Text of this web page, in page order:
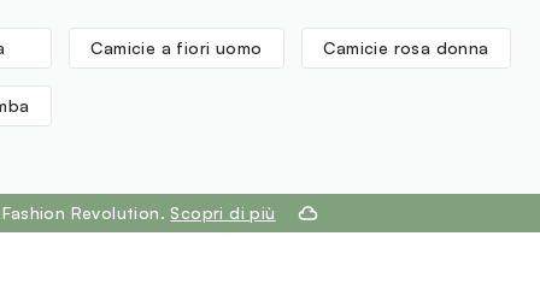
Camicie a fiori uomo Camicie rosa donna
Revolution. Scopri di più